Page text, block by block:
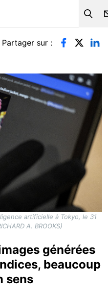
Partager sur :
artificielle à Tokyo, le 31
A. BROOKS)
générées
beaucoup
sens